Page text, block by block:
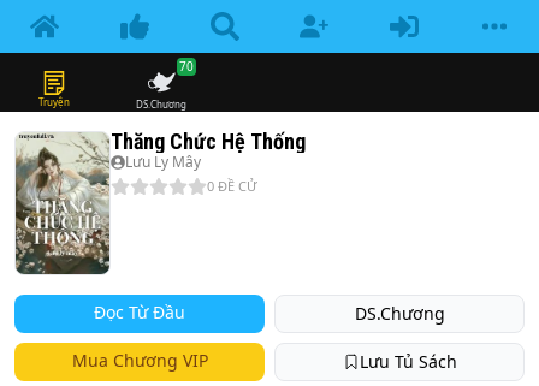
Truyện DS.Chương
70
Thăng Chức Hệ Thống
Lưu Ly Mây
0 ĐỀ CỬ
Đọc Từ Đầu DS.Chương
Mua Chương VIP Lưu Tủ Sách